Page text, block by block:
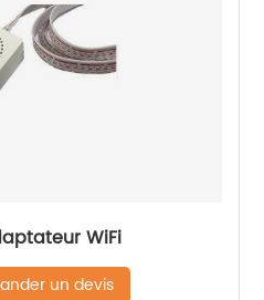
WiFi
un devis